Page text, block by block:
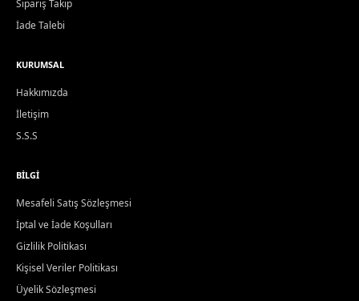
Sipariş Takip
İade Talebi
KURUMSAL
Hakkımızda
İletişim
S.S.S
BILGI
Mesafeli Satış Sözleşmesi
İptal ve İade Koşulları
Gizlilik Politikası
Kişisel Veriler Politikası
Üyelik Sözleşmesi